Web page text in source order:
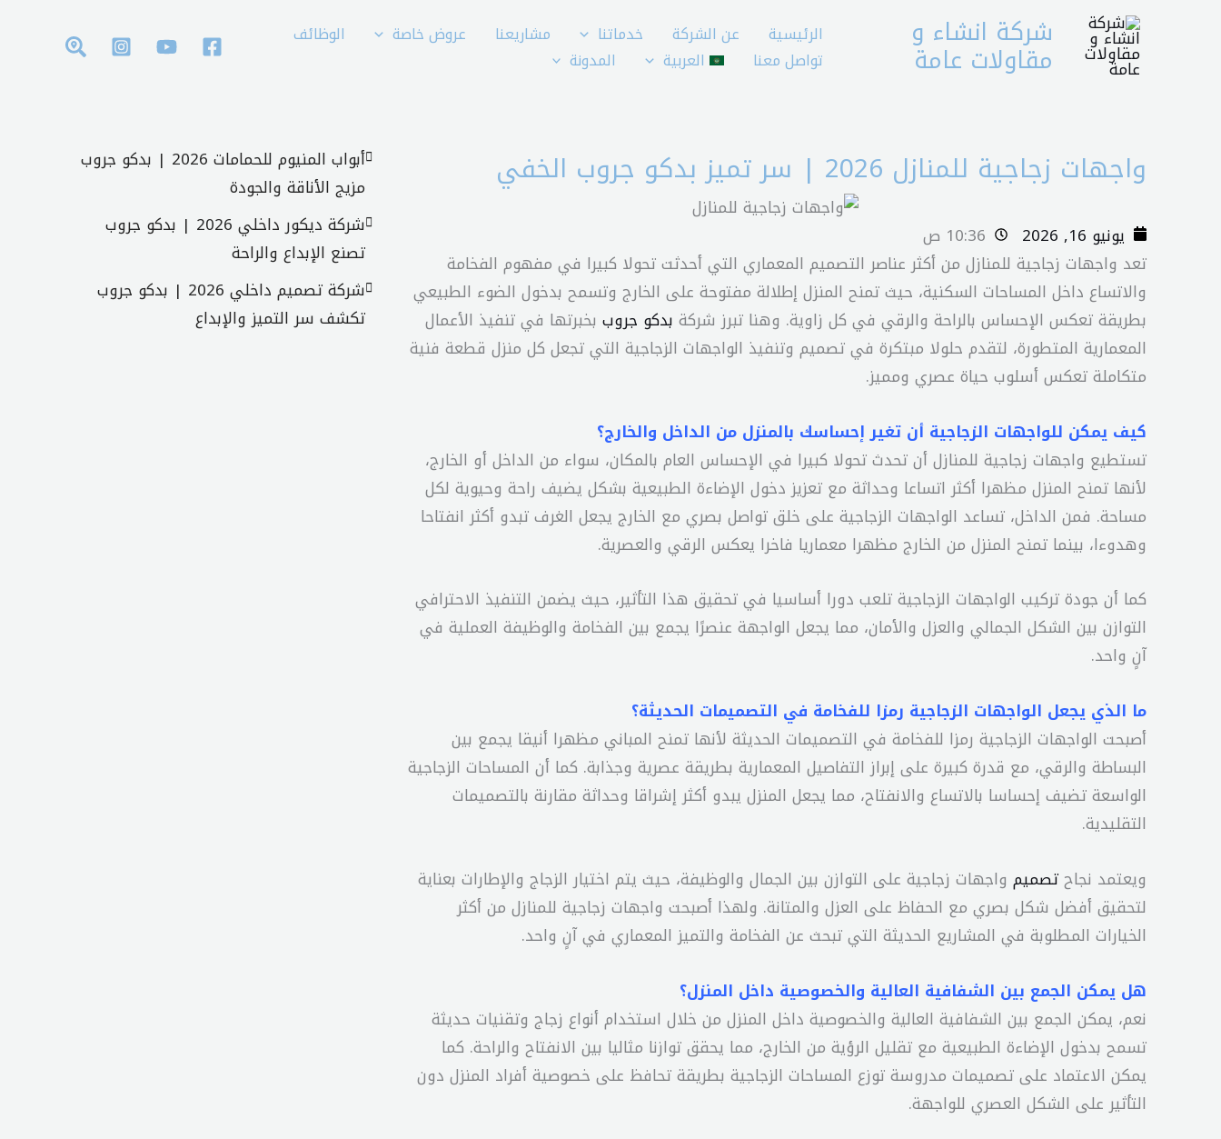
شركة انشاء و
مقاولات عامة
الرئيسية عن الشركة خدماتنا مشاريعنا عروض خاصة
الوظائف
تواصل معنا
العربية المدونة
واجهات زجاجية للمنازل 2026 | سر تميز بدكو جروب الخفي
يونيو 16, 2026
10:36 ص
تعد واجهات زجاجية للمنازل من أكثر عناصر التصميم المعماري التي أحدثت تحولا كبيرا في مفهوم الفخامة
والاتساع داخل المساحات السكنية، حيث تمنح المنزل إطلالة مفتوحة على الخارج وتسمح بدخول الضوء الطبيعي
بطريقة تعكس الإحساس بالراحة والرقي في كل زاوية. وهنا تبرز شركة بدكو جروب بخبرتها في تنفيذ الأعمال
المعمارية المتطورة، لتقدم حلولا مبتكرة في تصميم وتنفيذ الواجهات الزجاجية التي تجعل كل منزل قطعة فنية
متكاملة تعكس أسلوب حياة عصري ومميز.
كيف يمكن للواجهات الزجاجية أن تغير إحساسك بالمنزل من الداخل والخارج؟
تستطيع واجهات زجاجية للمنازل أن تحدث تحولا كبيرا في الإحساس العام بالمكان، سواء من الداخل أو الخارج،
لأنها تمنح المنزل مظهرا أكثر اتساعا وحداثة مع تعزيز دخول الإضاءة الطبيعية بشكل يضيف راحة وحيوية لكل
مساحة. فمن الداخل، تساعد الواجهات الزجاجية على خلق تواصل بصري مع الخارج يجعل الغرف تبدو أكثر انفتاحا
وهدوءا، بينما تمنح المنزل من الخارج مظهرا معماريا فاخرا يعكس الرقي والعصرية.
كما أن جودة تركيب الواجهات الزجاجية تلعب دورا أساسيا في تحقيق هذا التأثير، حيث يضمن التنفيذ الاحترافي
التوازن بين الشكل الجمالي والعزل والأمان، مما يجعل الواجهة عنصرًا يجمع بين الفخامة والوظيفة العملية في
آنٍ واحد.
ما الذي يجعل الواجهات الزجاجية رمزا للفخامة في التصميمات الحديثة؟
أصبحت الواجهات الزجاجية رمزا للفخامة في التصميمات الحديثة لأنها تمنح المباني مظهرا أنيقا يجمع بين
البساطة والرقي، مع قدرة كبيرة على إبراز التفاصيل المعمارية بطريقة عصرية وجذابة. كما أن المساحات الزجاجية
الواسعة تضيف إحساسا بالاتساع والانفتاح، مما يجعل المنزل يبدو أكثر إشراقا وحداثة مقارنة بالتصميمات
التقليدية.
ويعتمد نجاحتصميم واجهات زجاجية على التوازن بين الجمال والوظيفة، حيث يتم اختيار الزجاج والإطارات بعناية
لتحقيق أفضل شكل بصري مع الحفاظ على العزل والمتانة. ولهذا أصبحت واجهات زجاجية للمنازل من أكثر
الخيارات المطلوبة في المشاريع الحديثة التي تبحث عن الفخامة والتميز المعماري في آنٍ واحد.
هل يمكن الجمع بين الشفافية العالية والخصوصية داخل المنزل؟
نعم، يمكن الجمع بين الشفافية العالية والخصوصية داخل المنزل من خلال استخدام أنواع زجاج وتقنيات حديثة
تسمح بدخول الإضاءة الطبيعية مع تقليل الرؤية من الخارج، مما يحقق توازنا مثاليا بين الانفتاح والراحة. كما
يمكن الاعتماد على تصميمات مدروسة توزع المساحات الزجاجية بطريقة تحافظ على خصوصية أفراد المنزل دون
التأثير على الشكل العصري للواجهة.
أبواب المنيوم للحمامات 2026 | بدكو جروب
مزيج الأناقة والجودة
شركة ديكور داخلي 2026 | بدكو جروب
تصنع الإبداع والراحة
شركة تصميم داخلي 2026 | بدكو جروب
تكشف سر التميز والإبداع